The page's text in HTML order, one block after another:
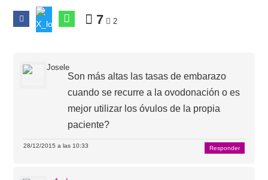
7 2
Josele
Son más altas las tasas de embarazo
cuando se recurre a la ovodonación o es
mejor utilizar los óvulos de la propia
paciente?
28/12/2015 a las 10:33 Responder